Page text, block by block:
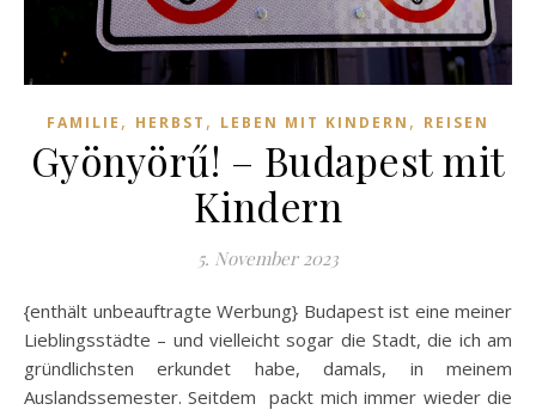
FAMILIE , HERBST , LEBEN MIT KINDERN , REISEN
Gyönyörű! – Budapest mit
Kindern
5. November 2023
{enthält unbeauftragte Werbung} Budapest ist eine meiner
Lieblingsstädte – und vielleicht sogar die Stadt, die ich am
gründlichsten erkundet habe, damals, in meinem
Auslandssemester. Seitdem packt mich immer wieder die